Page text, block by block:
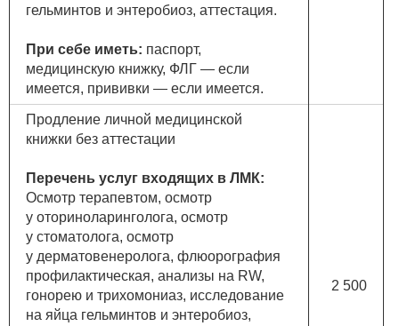
гельминтов и энтеробиоз, аттестация.
При себе иметь: паспорт,
медицинскую книжку, ФЛГ — если
имеется, прививки — если имеется.
Продление личной медицинской
книжки без аттестации
Перечень услуг входящих в ЛМК:
Осмотр терапевтом, осмотр
у оториноларинголога, осмотр
у стоматолога, осмотр
у дерматовенеролога, флюорография
профилактическая, анализы на RW,
гонорею и трихомониаз, исследование
на яйца гельминтов и энтеробиоз,
2 500